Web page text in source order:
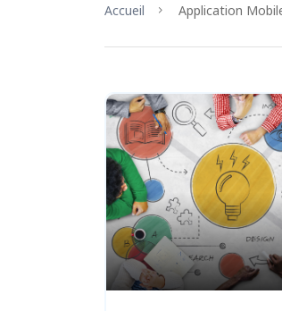
Accueil
Application